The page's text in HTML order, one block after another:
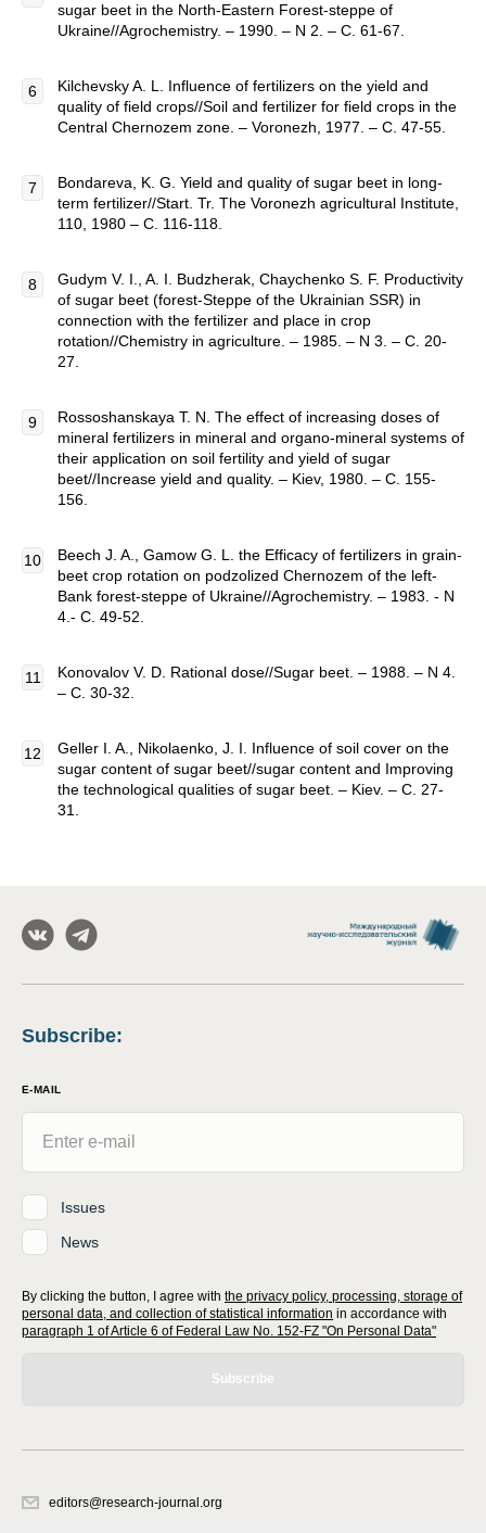
sugar beet in the North-Eastern Forest-steppe of
Ukraine//Agrochemistry. – 1990. – N 2. – C. 61-67.
Kilchevsky A. L. Influence of fertilizers on the yield and
quality of field crops//Soil and fertilizer for field crops in the
Central Chernozem zone. – Voronezh, 1977. – C. 47-55.
Bondareva, K. G. Yield and quality of sugar beet in long-
term fertilizer//Start. Tr. The Voronezh agricultural Institute,
110, 1980 – C. 116-118.
Gudym V. I., A. I. Budzherak, Chaychenko S. F. Productivity
of sugar beet (forest-Steppe of the Ukrainian SSR) in
connection with the fertilizer and place in crop
rotation//Chemistry in agriculture. – 1985. – N 3. – C. 20-
27.
Rossoshanskaya T. N. The effect of increasing doses of
mineral fertilizers in mineral and organo-mineral systems of
their application on soil fertility and yield of sugar
beet//Increase yield and quality. – Kiev, 1980. – C. 155-
156.
Beech J. A., Gamow G. L. the Efficacy of fertilizers in grain-
beet crop rotation on podzolized Chernozem of the left-
Bank forest-steppe of Ukraine//Agrochemistry. – 1983. - N
4.- C. 49-52.
Konovalov V. D. Rational dose//Sugar beet. – 1988. – N 4.
– C. 30-32.
Geller I. A., Nikolaenko, J. I. Influence of soil cover on the
sugar content of sugar beet//sugar content and Improving
the technological qualities of sugar beet. – Kiev. – C. 27-
31.
Subscribe:
E-MAIL
Issues
News
By clicking the button, I agree with the privacy policy, processing, storage of
personal data, and collection of statistical information in accordance with
paragraph 1 of Article 6 of Federal Law No. 152-FZ "On Personal Data"
Subscribe
editors@research-journal.org